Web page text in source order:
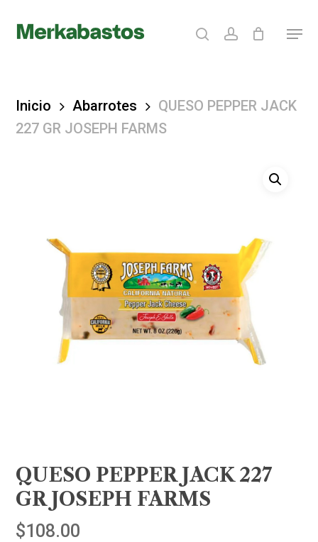
searchaccount Menu
Inicio Abarrotes
QUESO PEPPER JACK
227 GR JOSEPH FARMS
QUESO PEPPER JACK 227
GR JOSEPH FARMS
$108.00
Close